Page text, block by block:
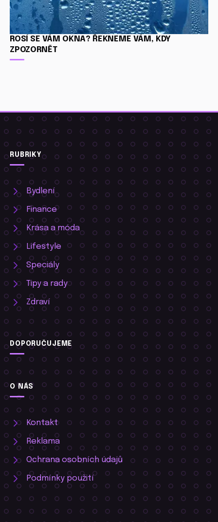
ROSÍ SE VÁM OKNA? ŘEKNEME VÁM, KDY
ZPOZORNĚT
RUBRIKY
Bydlení
Finance
Krása a móda
Lifestyle
Speciály
Tipy a rady
Zdraví
DOPORUČUJEME
O NÁS
Kontakt
Reklama
Ochrana osobních údajů
Podmínky použití